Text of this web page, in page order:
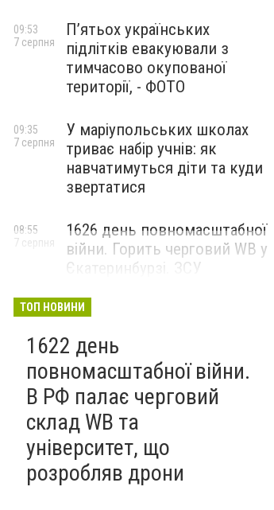
П’ятьох українських
підлітків евакуювали з
тимчасово окупованої
території, - ФОТО
09:53
7 серпня
У маріупольських школах
триває набір учнів: як
навчатимуться діти та куди
звертатися
09:35
7 серпня
1626 день повномасштабної
війни. Горить черговий WB у
Єкатеринбурзі. ЗСУ
Маріуполі
08:55
7 серпня
ТОП НОВИНИ
1622 день
повномасштабної війни.
В РФ палає черговий
склад WB та
університет, що
розробляв дрони